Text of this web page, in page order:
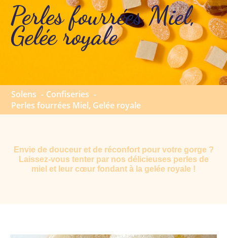
Perles fourrées Miel,
Gelée royale
Solens
Confiseries
Perles fourrées Miel, Gelée royale
Envie de douceur et de réconfort pour votre gorge ?
Laissez-vous tenter par nos délicieuses perles de
miel et leur cœur fondant à la gelée royale !